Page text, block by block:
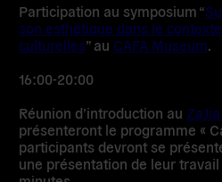
Participation au symposium “
son esthétique dans le
culturelles” au CAFA Museum
16:00-20:00
Réunion d’introduction au
présenteront le programme «
participants devront se
une présentation de leur travail